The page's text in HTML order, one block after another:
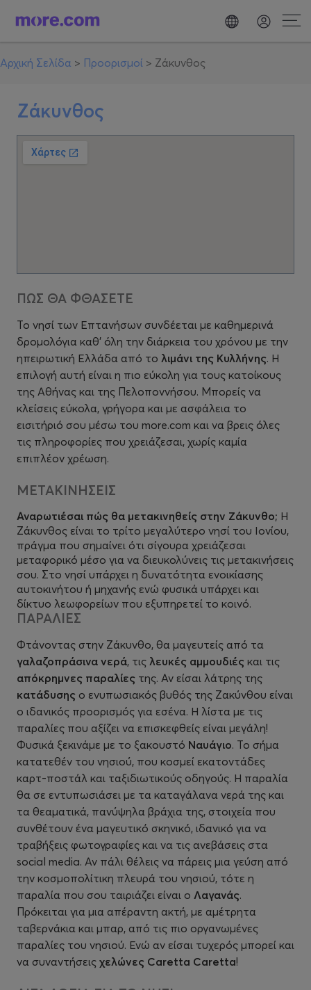
Αρχική Σελίδα > Προορισμοί > Ζάκυνθος
Ζάκυνθος
ΠΩΣ ΘΑ ΦΘΑΣΕΤΕ
Το νησί των Επτανήσων συνδέεται με καθημερινά
δρομολόγια καθ' όλη την διάρκεια του χρόνου με την
ηπειρωτική Ελλάδα από το λιμάνι της Κυλλήνης. Η
επιλογή αυτή είναι η πιο εύκολη για τους κατοίκους
της Αθήνας και της Πελοποννήσου. Μπορείς να
κλείσεις εύκολα, γρήγορα και με ασφάλεια το
εισιτήριό σου μέσω του more.com και να βρεις όλες
τις πληροφορίες που χρειάζεσαι, χωρίς καμία
επιπλέον χρέωση.
ΜΕΤΑΚΙΝΗΣΕΙΣ
Αναρωτιέσαι πώς θα μετακινηθείς στην Ζάκυνθο; Η
Ζάκυνθος είναι το τρίτο μεγαλύτερο νησί του Ιονίου,
πράγμα που σημαίνει ότι σίγουρα χρειάζεσαι
μεταφορικό μέσο για να διευκολύνεις τις μετακινήσεις
σου. Στο νησί υπάρχει η δυνατότητα ενοικίασης
αυτοκινήτου ή μηχανής ενώ φυσικά υπάρχει και
δίκτυο λεωφορείων που εξυπηρετεί το κοινό.
ΠΑΡΑΛΙΕΣ
Φτάνοντας στην Ζάκυνθο, θα μαγευτείς από τα
γαλαζοπράσινα νερά, τις λευκές αμμουδιές και τις
απόκρημνες παραλίες της. Αν είσαι λάτρης της
κατάδυσης ο ενυπωσιακός βυθός της Ζακύνθου είναι
ο ιδανικός προορισμός για εσένα. Η λίστα με τις
παραλίες που αξίζει να επισκεφθείς είναι μεγάλη!
Φυσικά ξεκινάμε με το ξακουστό Ναυάγιο. Το σήμα
κατατεθέν του νησιού, που κοσμεί εκατοντάδες
καρτ-ποστάλ και ταξιδιωτικούς οδηγούς. Η παραλία
θα σε εντυπωσιάσει με τα καταγάλανα νερά της και
τα θεαματικά, πανύψηλα βράχια της, στοιχεία που
συνθέτουν ένα μαγευτικό σκηνικό, ιδανικό για να
τραβήξεις φωτογραφίες και να τις ανεβάσεις στα
social media. Αν πάλι θέλεις να πάρεις μια γεύση από
την κοσμοπολίτικη πλευρά του νησιού, τότε η
παραλία που σου ταιριάζει είναι ο Λαγανάς.
Πρόκειται για μια απέραντη ακτή, με αμέτρητα
ταβερνάκια και μπαρ, από τις πιο οργανωμένες
παραλίες του νησιού. Ενώ αν είσαι τυχερός μπορεί και
να συναντήσεις χελώνες Caretta Caretta!